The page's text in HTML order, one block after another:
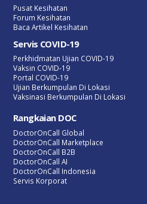
Pusat Kesihatan
Forum Kesihatan
Baca Artikel Kesihatan
Servis COVID-19
Perkhidmatan Ujian COVID-19
Vaksin COVID-19
Portal COVID-19
Ujian Berkumpulan Di Lokasi
Vaksinasi Berkumpulan Di Lokasi
Rangkaian DOC
DoctorOnCall Global
DoctorOnCall Marketplace
DoctorOnCall B2B
DoctorOnCall AI
DoctorOnCall Indonesia
Servis Korporat